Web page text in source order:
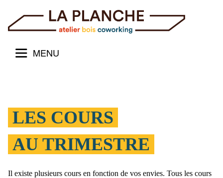
MENU
LES COURS
AU TRIMESTRE
Il existe plusieurs cours en fonction de vos envies. Tous les cours